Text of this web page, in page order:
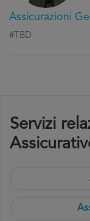
Assicurazioni
#TBD
Servizi